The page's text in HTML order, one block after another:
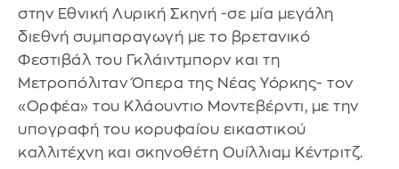
στην Εθνική Λυρική Σκηνή -σε μία μεγάλη
διεθνή συμπαραγωγή με το βρετανικό
Φεστιβάλ του Γκλάιντμπορν και τη
Μετροπόλιταν Όπερα της Νέας Υόρκης- τον
«Ορφέα» του Κλάουντιο Μοντεβέρντι, με την
υπογραφή του κορυφαίου εικαστικού
καλλιτέχνη και σκηνοθέτη Ουίλλιαμ Κέντριτζ.